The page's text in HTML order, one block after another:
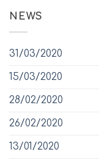
NEWS
31/03/2020
15/03/2020
28/02/2020
26/02/2020
13/01/2020